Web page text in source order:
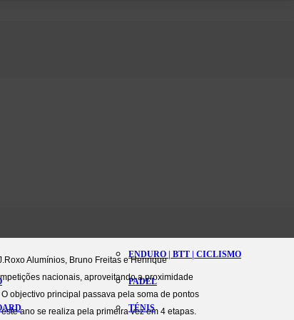
ENDURO | BTT | CICLISMO
PADEL
TÉNIS
Alumínios, Bruno Freitas e Henrique
nacionais, aproveitando a proximidade
objectivo principal passava pela soma de pontos
ano se realiza pela primeira vez em 4 etapas.